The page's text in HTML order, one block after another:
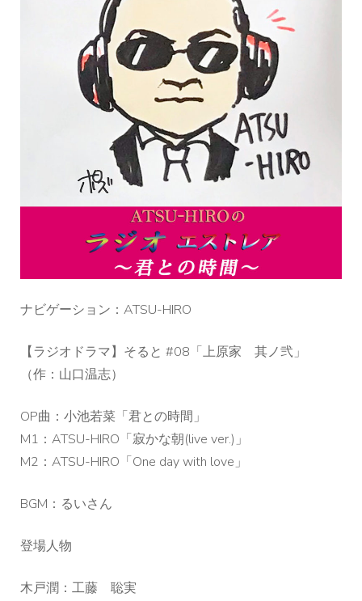
ナビゲーション：ATSU-HIRO
【ラジオドラマ】そると #08「上原家 其ノ弐」
（作：山口温志）
OP曲：小池若菜「君との時間」
M1：ATSU-HIRO「寂かな朝(live ver.)」
M2：ATSU-HIRO「One day with love」
BGM：るいさん
登場人物
木戸潤：工藤 聡実